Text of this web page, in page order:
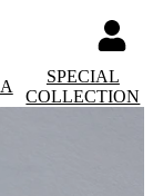
SPECIAL
COLLECTION